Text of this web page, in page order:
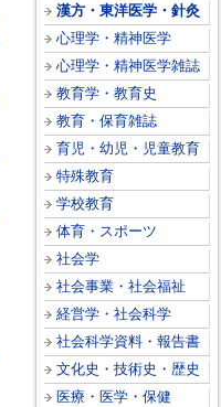
漢方・東洋医学・針灸
心理学・精神医学
心理学・精神医学雑誌
教育学・教育史
教育・保育雑誌
育児・幼児・児童教育
特殊教育
学校教育
体育・スポーツ
社会学
社会事業・社会福祉
経営学・社会科学
社会科学資料・報告書
文化史・技術史・歴史
医療・医学・保健